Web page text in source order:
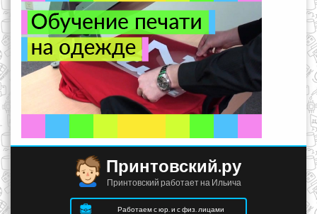
Принтовский.ру
Принтовский работает на Ильича
Работаем с юр. и с физ. лицами